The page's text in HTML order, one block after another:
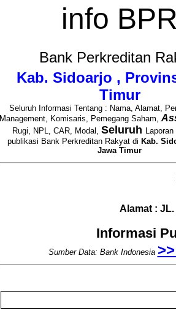
info BPR
Bank Perkreditan
Kab. Sidoarjo ,
Timur
Seluruh Informasi Tentang : Nama, Alamat,
Management, Komisaris, Pemegang Saham,
Rugi, NPL, CAR, Modal, Seluruh
publikasi Bank Perkreditan Rakyat di Kab.
Jawa Timur
Alamat : JL.
Informasi
Sumber Data: Bank Indonesia